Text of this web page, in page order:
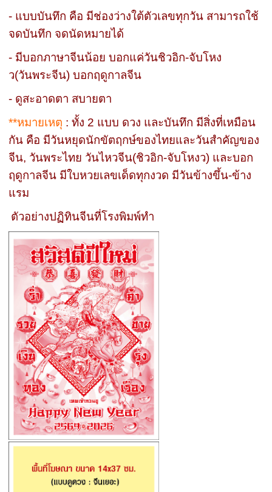
- แบบบันทึก คือ มีช่องว่างใต้ตัวเลขทุกวัน สามารถใช้
จดบันทึก จดนัดหมายได้
- มีบอกภาษาจีนน้อย บอกแค่วันชิวอิก-จับโหง
ว(วันพระจีน) บอกฤดูกาลจีน
- ดูสะอาดตา สบายตา
**หมายเหตุ : ทั้ง 2 แบบ ดวง และบันทึก มีสิ่งที่เหมือน
กัน คือ มีวันหยุดนักขัตฤกษ์ของไทยและวันสำคัญของ
จีน, วันพระไทย วันไหวจีน(ชิวอิก-จับโหงว) และบอก
ฤดูกาลจีน มีใบหวยเลขเด็ดทุกงวด มีวันข้างขึ้น-ข้าง
แรม
ตัวอย่างปฏิทินจีนที่โรงพิมพ์ทำ